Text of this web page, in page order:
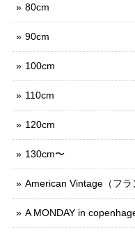
80cm
90cm
100cm
110cm
120cm
130cm〜
American Vintage（フラ
A MONDAY in